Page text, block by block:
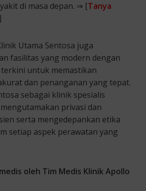
di masa depan. ⇒ [Tanya
Utama Sentosa juga
fasilitas yang modern dengan
untuk memastikan
dan penanganan yang tepat.
sebagai klinik spesialis
privasi dan
serta mengedepankan etika
setiap aspek perawatan yang
oleh Tim Medis Klinik Apollo